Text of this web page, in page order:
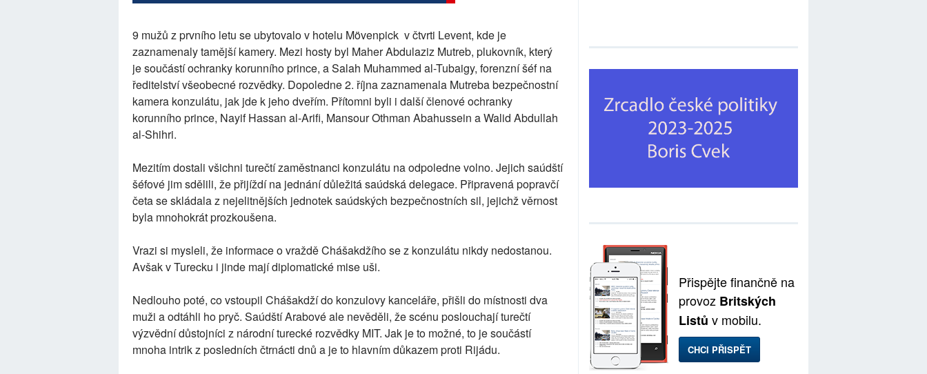
9 mužů z prvního letu se ubytovalo v hotelu Mövenpick v čtvrti Levent, kde je
zaznamenaly tamější kamery. Mezi hosty byl Maher Abdulaziz Mutreb, plukovník, který
je součástí ochranky korunního prince, a Salah Muhammed al-Tubaigy, forenzní šéf na
ředitelství všeobecné rozvědky. Dopoledne 2. října zaznamenala Mutreba bezpečnostní
kamera konzulátu, jak jde k jeho dveřím. Přítomni byli i další členové ochranky
korunního prince, Nayif Hassan al-Arifi, Mansour Othman Abahussein a Walid Abdullah
al-Shihri.
Mezitím dostali všichni turečtí zaměstnanci konzulátu na odpoledne volno. Jejich saúdští
šéfové jim sdělili, že přijíždí na jednání důležitá saúdská delegace. Připravená popravčí
četa se skládala z nejelitnějších jednotek saúdských bezpečnostních sil, jejichž věrnost
byla mnohokrát prozkoušena.
Vrazi si mysleli, že informace o vraždě Chášakdžího se z konzulátu nikdy nedostanou.
Avšak v Turecku i jinde mají diplomatické mise uši.
Nedlouho poté, co vstoupil Chášakdží do konzulovy kanceláře, přišli do místnosti dva
muži a odtáhli ho pryč. Saúdští Arabové ale nevěděli, že scénu poslouchají turečtí
výzvědní důstojníci z národní turecké rozvědky MIT. Jak je to možné, to je součástí
mnoha intrik z posledních čtrnácti dnů a je to hlavním důkazem proti Rijádu.
Přispějte finančně na
provoz Britských
Listů v mobilu.
CHCI PŘISPĚT